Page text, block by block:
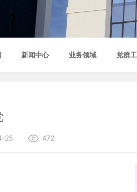
新闻中心 业务领域 党群
25 472